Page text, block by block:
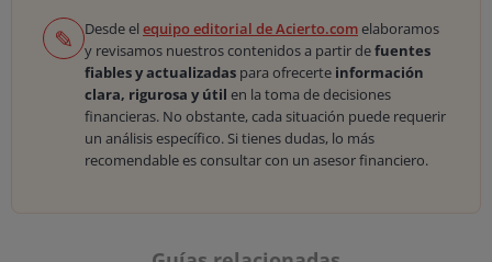
✎ Desde el equipo editorial de Acierto.comelaboramos
y revisamos nuestros contenidos a partir defuentes
fiables y actualizadas para ofrecerte información
clara, rigurosa y útil en la toma de decisiones
financieras. No obstante, cada situación puede requerir
un análisis específico. Si tienes dudas, lo más
recomendable es consultar con un asesor financiero.